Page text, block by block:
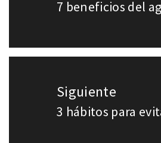
entradas
Entrada
7 beneficios del
Siguiente
Entrada
3 hábitos para